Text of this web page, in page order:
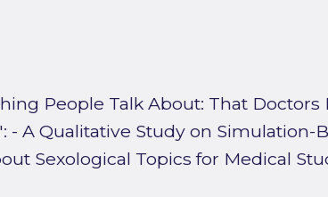
People Talk About: That
- A Qualitative Study on Simulation-
Sexological Topics for Medical